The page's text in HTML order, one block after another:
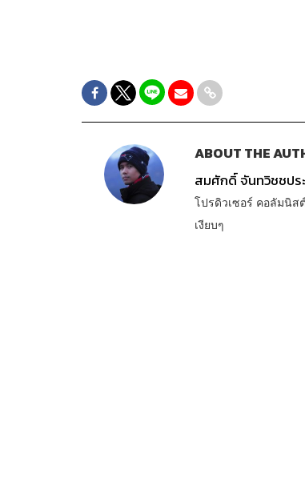
ABOUT THE
สมศักดิ์ จันทวิชชปร
โปรดิวเซอร์ คอลัมนิ
เงียบๆ